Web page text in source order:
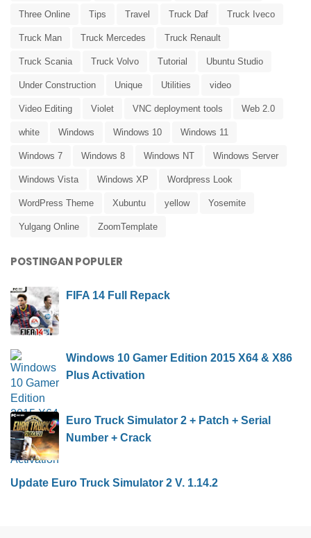
Three Online Tips Travel Truck Daf Truck Iveco
Truck Man Truck Mercedes Truck Renault
Truck Scania Truck Volvo Tutorial Ubuntu Studio
Under Construction Unique Utilities video
Video Editing Violet VNC deployment tools Web 2.0
white Windows Windows 10 Windows 11
Windows 7 Windows 8 Windows NT Windows Server
Windows Vista Windows XP Wordpress Look
WordPress Theme Xubuntu yellow Yosemite
Yulgang Online ZoomTemplate
POSTINGAN POPULER
FIFA 14 Full Repack
Windows 10 Gamer Edition 2015 X64 & X86
Plus Activation
Euro Truck Simulator 2 + Patch + Serial
Number + Crack
Update Euro Truck Simulator 2 V. 1.14.2